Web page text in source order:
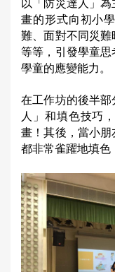
以「防災達人」
畫的形式向初小
難、面對不同災
等等，引發學童
學童的應變能力。
在工作坊的後半
人」和填色技巧
畫！其後，當小
都非常雀躍地填色